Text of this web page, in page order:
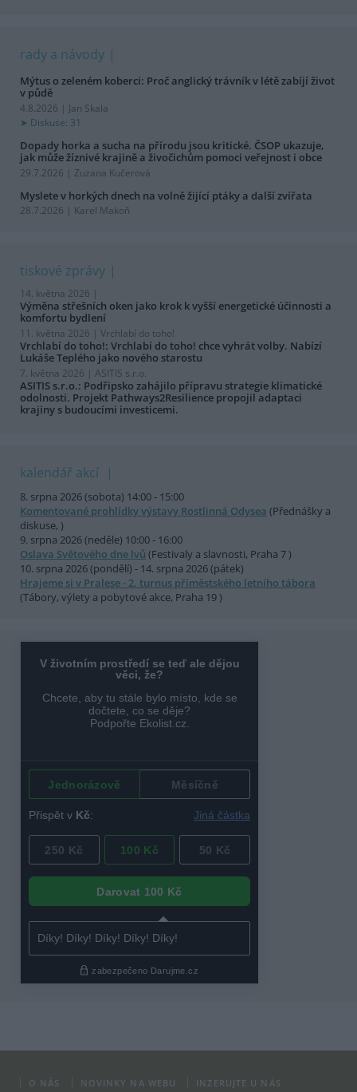
rady a návody
Mýtus o zeleném koberci: Proč anglický trávník v létě zabíjí život
v půdě
4.8.2026 | Jan Skala
Diskuse: 31
Dopady horka a sucha na přírodu jsou kritické. ČSOP ukazuje,
jak může žíznivé krajině a živočichům pomoci veřejnost i obce
29.7.2026 | Zuzana Kučerová
Myslete v horkých dnech na volně žijící ptáky a další zvířata
28.7.2026 | Karel Makoň
tiskové zprávy
14. května 2026 |
Výměna střešních oken jako krok k vyšší energetické účinnosti a
komfortu bydlení
11. května 2026 | Vrchlabí do toho!
Vrchlabí do toho!: Vrchlabí do toho! chce vyhrát volby. Nabízí
Lukáše Teplého jako nového starostu
7. května 2026 | ASITIS s.r.o.
ASITIS s.r.o.: Podřipsko zahájilo přípravu strategie klimatické
odolnosti. Projekt Pathways2Resilience propojil adaptaci
krajiny s budoucími investicemi.
kalendář akcí
8. srpna 2026 (sobota) 14:00 - 15:00
Komentované prohlídky výstavy Rostlinná Odysea (Přednášky a
diskuse, )
9. srpna 2026 (neděle) 10:00 - 16:00
Oslava Světového dne lvů (Festivaly a slavnosti, Praha 7 )
10. srpna 2026 (pondělí) - 14. srpna 2026 (pátek)
Hrajeme si v Pralese - 2. turnus příměstského letního tábora
(Tábory, výlety a pobytové akce, Praha 19 )
O NÁS NOVINKY NA WEBU INZERUJTE U NÁS